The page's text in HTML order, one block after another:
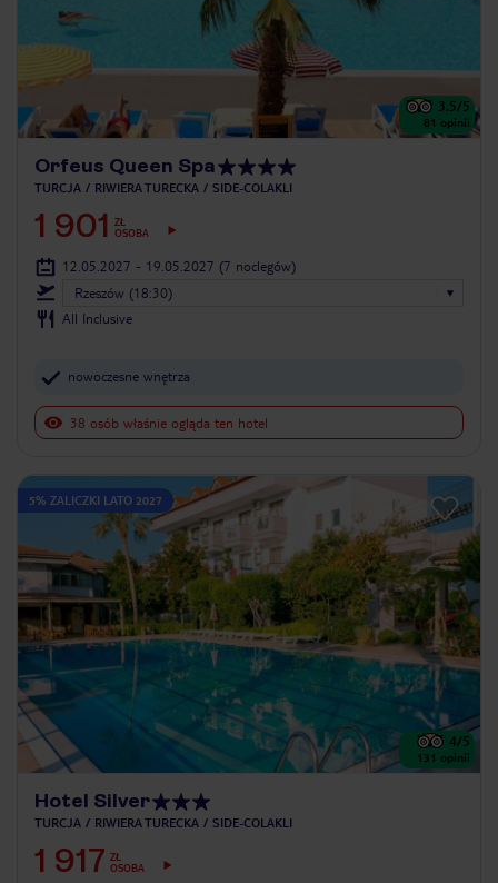
3.5/5
81 opinii
Orfeus Queen Spa
TURCJA RIWIERA TURECKA SIDE-COLAKLI
1 901
ZŁ
OSOBA
12.05.2027 - 19.05.2027 (7 noclegów)
Rzeszów (18:30)
All Inclusive
nowoczesne wnętrza
38 osób właśnie ogląda ten hotel
5% ZALICZKI LATO 2027
4/5
131 opinii
Hotel Silver
TURCJA RIWIERA TURECKA SIDE-COLAKLI
1 917 ZŁ
OSOBA